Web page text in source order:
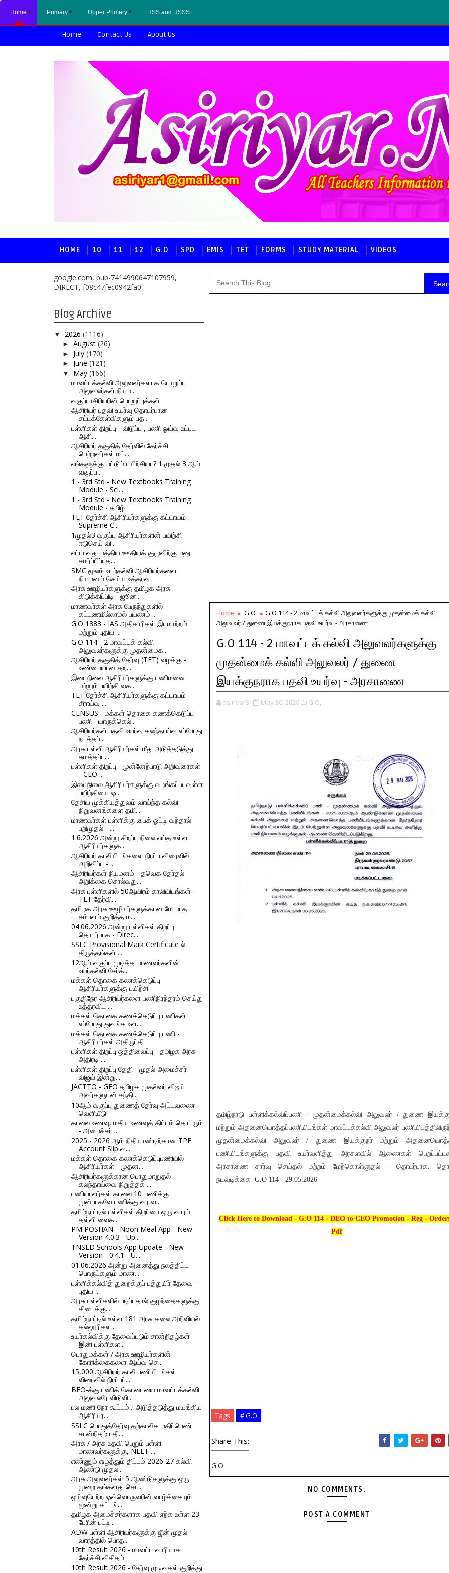
Home Primary Upper Primary HSS and HSSS
Home Contact Us About Us
HOME 10 11 12 G.O SPD EMIS TET FORMS STUDY MATERIAL VIDEOS
google.com, pub-7414990647107959,
DIRECT, f08c47fec0942fa0
Blog Archive
▼ 2026 (1116)
► August (26)
► July (170)
► June (121)
▼ May (166)
மாவட்டக்கல்வி அலுவலர்களாக பொறுப்பு
அலுவலர்கள் நியம...
வகுப்பாசிரியரின் பொறுப்புக்கள்
ஆசிரியர் பதவி உயர்வு தொடர்பான
சட்டக்கேள்விகளும் பத...
பள்ளிகள் திறப்பு - விடுப்பு , பணி ஓய்வு உட்பட
ஆசி...
ஆசிரியர் தகுதித் தேர்வில் தேர்ச்சி
பெற்றவர்கள் மட்...
எங்களுக்கு மட்டும் பயிற்சியா? 1 முதல் 3 ஆம்
வகுப்ப...
1 - 3rd Std - New Textbooks Training
Module - Sci...
1 - 3rd Std - New Textbooks Training
Module - தமிழ்
TET தேர்ச்சி ஆசிரியர்களுக்கு கட்டாயம் -
Supreme C...
1முதல்3 வகுப்பு ஆசிரியர்களின் பயிற்சி -
ஈடுசெய் வி...
எட்டாவது மத்திய ஊதியக் குழுவிற்கு மனு
சமர்ப்பிப்பத...
SMC மூலம் உடற்கல்வி ஆசிரியர்களை
நியமனம் செய்ய உத்தரவு
அரசு ஊழியர்களுக்கு தமிழக அரசு
கிடுக்கிப்பிடி - ஜூன...
மாணவர்கள் அரசு பேருந்துகளில்
கட்டணமில்லாமல் பயணம் ...
G.O 1883 - IAS அதிகாரிகள் இடமாற்றம்
மற்றும் புதிய ...
G.O 114 - 2 மாவட்டக் கல்வி
அலுவலர்களுக்கு முதன்மைக...
ஆசிரியர் தகுதித் தேர்வு (TET) வழக்கு -
உண்மையான தற...
இடைநிலை ஆசிரியர்களுக்கு பணிமனை
மற்றும் பயிற்சி வக...
TET தேர்ச்சி ஆசிரியர்களுக்கு கட்டாயம் -
சீராய்வு ...
CENSUS - மக்கள் தொகை கணக்கெடுப்பு
பணி - யாருக்கெல்...
ஆசிரியர்கள் பதவி உயர்வு கலந்தாய்வு எப்போது
நடத்தப்...
அரசு பள்ளி ஆசிரியர்கள் மீது அடுத்தடுத்து
சுமத்தப்ப...
பள்ளிகள் திறப்பு - முன்னேற்பாடு அறிவுரைகள்
- CEO ...
இடைநிலை ஆசிரியர்களுக்கு வழங்கப்படவுள்ள
பயிற்சியை ஒ...
தேசிய முக்கியத்துவம் வாய்ந்த கல்வி
நிறுவனங்களை தமி...
மாணவர்கள் பள்ளிக்கு பைக் ஓட்டி வந்தால்
பறிமுதல் - ...
1.6.2026 அன்று சிறப்பு நிலை எய்த உள்ள
ஆசிரியர்களுக...
ஆசிரியர் காலியிடங்களை நிரப்ப விரைவில்
அறிவிப்பு - ...
ஆசிரியர்கள் நியமனம் - தவெக தேர்தல்
அறிக்கை சொல்வது...
அரசு பள்ளிகளில் 50ஆயிரம் காலியிடங்கள் -
TET தேர்வி...
தமிழக அரசு ஊழியர்களுக்கான மே மாத
சம்பளம் குறித்த ம...
04.06.2026 அன்று பள்ளிகள் திறப்பு
தொடர்பாக - Direc...
SSLC Provisional Mark Certificate ல்
திருத்தங்கள் ...
12ஆம் வகுப்பு முடித்த மாணவர்களின்
உயர்கல்வி சேர்க்...
மக்கள் தொகை கணக்கெடுப்பு -
ஆசிரியர்களுக்கு பயிற்சி
பகுதிநேர ஆசிரியர்களை பணிநிரந்தரம் செய்து
உத்தரவிட ...
மக்கள் தொகை கணக்கெடுப்பு பணிகள்
எப்போது துவங்க உள...
மக்கள் தொகை கணக்கெடுப்பு பணி -
ஆசிரியர்கள் அதிருப்தி
பள்ளிகள் திறப்பு ஒத்திவைப்பு - தமிழக அரசு
அதிரடி ...
பள்ளிகள் திறப்பு தேதி - முதல்-அமைச்சர்
விஜய் இன்று...
JACTTO - GEO தமிழக முதல்வர் விஜய்
அவர்களுடன் சந்தி...
10ஆம் வகுப்பு துணைத் தேர்வு அட்டவணை
வெளியீடு!
காலை உணவு, மதிய உணவுத் திட்டம் தொடரும்
- அமைச்சர் ...
2025 - 2026 ஆம் நிதியாண்டிற்கான TPF
Account Slip வ...
மக்கள் தொகை கணக்கெடுப்புபணியில்
ஆசிரியர்கள் - முதன...
ஆசிரியர்களுக்கான பொதுமாறுதல்
கலந்தாய்வை நிறுத்தக் ...
பணியாளர்கள் காலை 10 மணிக்கு
முன்பாகவே பணிக்கு வர வ...
தமிழ்நாட்டில் பள்ளிகள் திறப்பை ஒரு வாரம்
தள்ளி வைக...
PM POSHAN - Noon Meal App - New
Version 4.0.3 - Up...
TNSED Schools App Update - New
Version - 0.4.1 - U...
01.06.2026 அன்று அனைத்து நலத்திட்ட
பொருட்களும் மாண...
பள்ளிக்கல்வித் துறைக்குப் புத்துயிர் தேவை -
புதிய ...
அரசு பள்ளிகளில் படிப்பதால் குழந்தைகளுக்கு
கிடைக்கு...
தமிழ்நாட்டில் உள்ள 181 அரசு கலை அறிவியல்
கல்லூரிகள...
உயர்கல்விக்கு தேவைப்படும் சான்றிதழ்கள்
இனி பள்ளிகள...
பொதுமக்கள் / அரசு ஊழியர்களின்
கோரிக்கைகளை ஆய்வு செ...
15,000 ஆசிரியர் காலி பணியிடங்கள்
விரைவில் நிரப்பப்...
BEO-க்கு பணிக் கொடையை மாவட்டக்கல்வி
அலுவலரே விடுவி...
பல மணி நேர கூட்டம்..! அடுத்தடுத்து மயங்கிய
ஆசிரியர...
SSLC பொதுத்தேர்வு தற்காலிக மதிப்பெண்
சான்றிதழ் பதி...
அரசு / அரசு உதவி பெறும் பள்ளி
மாணவர்களுக்கு, NEET ...
எண்ணும் எழுத்தும் திட்டம் 2026-27 கல்வி
ஆண்டு முதல...
அரசு அலுவலர்கள் 5 ஆண்டுகளுக்கு ஒரு
முறை தங்களது சொ...
ஓய்வுபெற்ற ஒவ்வொருவரின் வாழ்க்கையும்
மூன்று கட்டங்...
தமிழக அமைச்சர்களாக பதவி ஏற்க உள்ள 23
பேரின் பட்டி...
ADW பள்ளி ஆசிரியர்களுக்கு ஜீன் முதல்
வாரத்தில் பொத...
10th Result 2026 - மாவட்ட வாரியாக
தேர்ச்சி விகிதம்
10th Result 2026 - தேர்வு முடிவுகள் குறித்து
Home G.O
G.O 114 - 2 மாவட்டக் கல்வி அலுவலர்களுக்கு முதன்மைக் கல்வி
அலுவலர் / துணை இயக்குநராக பதவி உயர்வு - அரசாணை
G.O 114 - 2 மாவட்டக் கல்வி அலுவலர்களுக்கு
முதன்மைக் கல்வி அலுவலர் / துணை
இயக்குநராக பதவி உயர்வு - அரசாணை
asiriyar3 May 30, 2026 G.O,
தமிழ்நாடு பள்ளிக்கல்விப்பணி - முதன்மைக்கல்வி அலுவலர் / துணை
மற்றும் அதனையொத்தப்பணியிடங்கள் மாவட்டக்கல்வி அலுவலர்
முதன்மைக்கல்வி அலுவலர் / துணை இயக்குநர் மற்றும்
பணியிடங்களுக்கு பதவி உயர்வளித்து அரசளவில் ஆணைகள்
அரசாணை சார்வு செய்தல் மற்றம் மேற்கொள்ளுதல் - தொடர்பாக.
நடவடிக்கை G.O 114 - 29.05.2026
Click Here to Download - G.O 114 - DEO to CEO Promotion - Reg -
Pdf
Tags # G.O
Share This:
G.O
NO COMMENTS:
POST A COMMENT